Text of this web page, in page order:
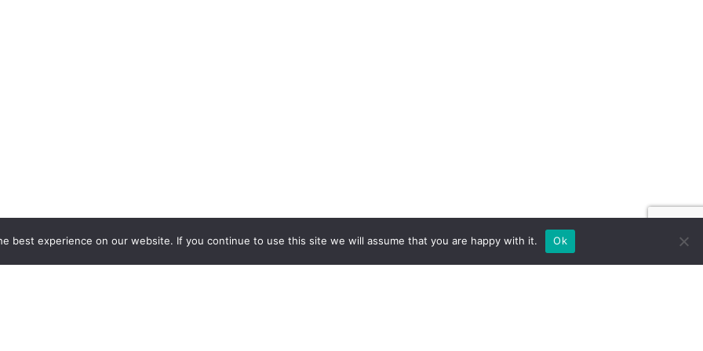
best experience on our website. If you continue to use this site we will assume that you are happy with it. Ok